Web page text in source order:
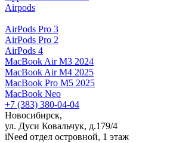
Airpods
AirPods Pro 3
AirPods Pro 2
AirPods 4
MacBook Air M3 2024
MacBook Air M4 2025
MacBook Pro M5 2025
MacBook Neo
+7 (383) 380-04-04
Новосибирск,
ул. Дуси Ковальчук, д.179/4
iNeed отдел островной, 1 этаж